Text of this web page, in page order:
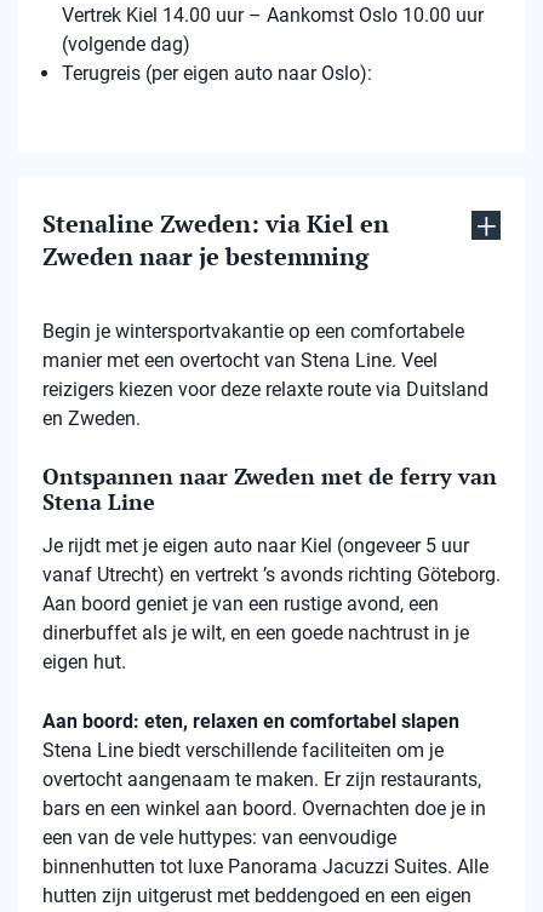
Vertrek Kiel 14.00 uur – Aankomst Oslo 10.00 uur
(volgende dag)
Terugreis (per eigen auto naar Oslo):
Stenaline Zweden: via Kiel en
Zweden naar je bestemming
Begin je wintersportvakantie op een comfortabele
manier met een overtocht van Stena Line. Veel
reizigers kiezen voor deze relaxte route via Duitsland
en Zweden.
Ontspannen naar Zweden met de ferry van
Stena Line
Je rijdt met je eigen auto naar Kiel (ongeveer 5 uur
vanaf Utrecht) en vertrekt ’s avonds richting Göteborg.
Aan boord geniet je van een rustige avond, een
dinerbuffet als je wilt, en een goede nachtrust in je
eigen hut.
Aan boord: eten, relaxen en comfortabel slapen
Stena Line biedt verschillende faciliteiten om je
overtocht aangenaam te maken. Er zijn restaurants,
bars en een winkel aan boord. Overnachten doe je in
een van de vele huttypes: van eenvoudige
binnenhutten tot luxe Panorama Jacuzzi Suites. Alle
hutten zijn uitgerust met beddengoed en een eigen